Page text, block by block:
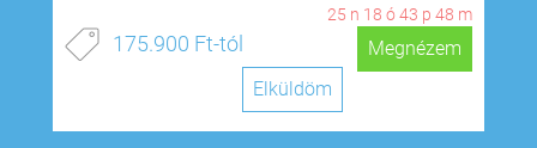
25 n 18 ó43 p 47 m
175.900 Ft-tól
Megnézem
Elküldöm